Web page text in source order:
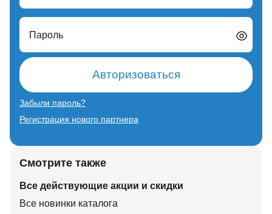
Пароль
Авторизоваться
Забыли пароль?
Регистрация нового партнера
Смотрите также
Все действующие акции и скидки
Все новинки каталога